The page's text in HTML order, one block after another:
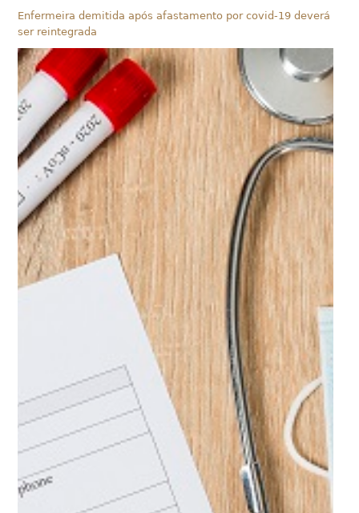
Enfermeira demitida após afastamento por covid-19 deverá
ser reintegrada